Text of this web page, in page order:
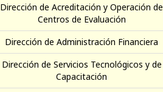
Dirección de Acreditación y Operación de
Centros de Evaluación
Dirección de Administración Financiera
Dirección de Servicios Tecnológicos y de
Capacitación